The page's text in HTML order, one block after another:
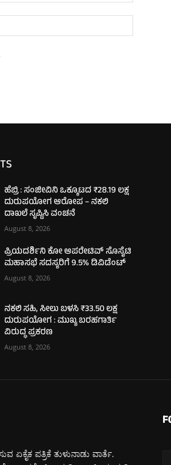
ಹೆಬ್ರಿ : ಸಂಜೀವಿನಿ ಒಕ್ಕೂಟದ ₹28.19 ಲಕ್ಷ
ದುರುಪಯೋಗ ಆರೋಪ – ನಕಲಿ
ದಾಖಲೆ ಸೃಷ್ಟಿಸಿ ವಂಚನೆ
August 8, 2026
ಪ್ರಿಯದರ್ಶಿನಿ ಕೋ ಆಪರೇಟಿವ್ ಸೊಸೈಟಿ
ಮಹಾಸಭೆ ಸದಸ್ಯರಿಗೆ 9.5% ಡಿವಿಡೆಂಟ್
August 8, 2026
ನಕಲಿ ಸಹಿ, ಸೀಲು ಬಳಸಿ ₹33.50 ಲಕ್ಷ
ದುರುಪಯೋಗ : ಮುಖ್ಯ ಬರಹಗಾರ್ತಿ
ವಿರುದ್ಧ ಪ್ರಕರಣ
August 8, 2026
ಏಕೈಕ ಪತ್ರಿಕೆ ತುಳುನಾಡು ವಾರ್ತೆ.